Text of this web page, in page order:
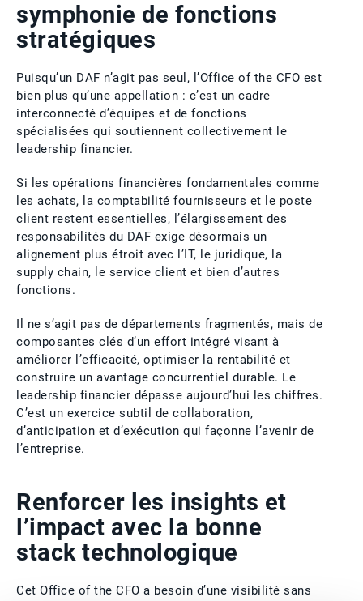
symphonie de fonctions
stratégiques
Puisqu’un DAF n’agit pas seul, l’Office of the CFO est
bien plus qu’une appellation : c’est un cadre
interconnecté d’équipes et de fonctions
spécialisées qui soutiennent collectivement le
leadership financier.
Si les opérations financières fondamentales comme
les achats, la comptabilité fournisseurs et le poste
client restent essentielles, l’élargissement des
responsabilités du DAF exige désormais un
alignement plus étroit avec l’IT, le juridique, la
supply chain, le service client et bien d’autres
fonctions.
Il ne s’agit pas de départements fragmentés, mais de
composantes clés d’un effort intégré visant à
améliorer l’efficacité, optimiser la rentabilité et
construire un avantage concurrentiel durable. Le
leadership financier dépasse aujourd’hui les chiffres.
C’est un exercice subtil de collaboration,
d’anticipation et d’exécution qui façonne l’avenir de
l’entreprise.
Renforcer les insights et
l’impact avec la bonne
stack technologique
Cet Office of the CFO a besoin d’une visibilité sans